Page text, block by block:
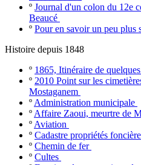
º Journal d'un colon du 12e
Beaucé
º Pour en savoir un peu plus
Histoire depuis 1848
º 1865, Itinéraire de
º 2010 Point sur les
Mostaganem
º Administration municipale
º Affaire Zaoui, meurtre de
º Aviation
º Cadastre propriétés
º Chemin de fer
º Cultes